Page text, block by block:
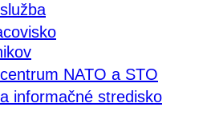
NATO a STO
informačné stredisko